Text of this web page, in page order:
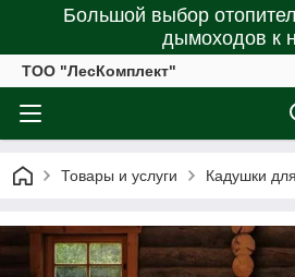
Большой выбор
дымоходов к
ТОО "ЛесКомплект"
Товары и услуги Кадушки